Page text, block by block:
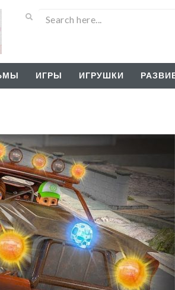
ИГРЫ ИГРУШКИ